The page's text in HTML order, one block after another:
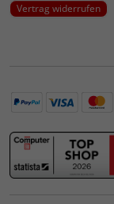
Vertrag widerrufen